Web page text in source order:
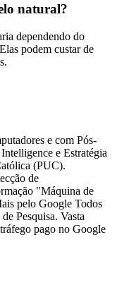
natural?
dependendo do
podem custar de
e com Pós-
e Estratégia
(PUC).
de
"Máquina de
pelo Google Todos
Pesquisa. Vasta
pago no Google